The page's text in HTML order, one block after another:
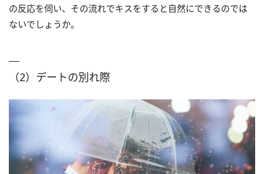
の反応を伺い、その流れでキスをすると自然にできるのでは
ないでしょうか。
（2）デートの別れ際